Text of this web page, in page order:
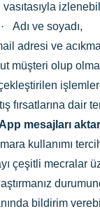
vasıtasıyla
·
Adı ve soyadı,
adresi ve
müşteri olup
fırsatlarına dair
mesajları
kullanımı
çeşitli mecralar
bildirim